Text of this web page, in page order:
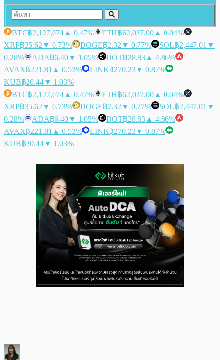
BTC฿2,127,074 ▲ 0.47% ETH฿62,037.00 ▲ 0.04%
XRP฿35.62 ▼ 0.73% DOGE฿2.32 ▼ 0.77% SOL฿2,447.01 ▼
0.28%
ADA฿6.40▼ 1.05% DOT฿28.83 ▲ 4.86%
AVAX฿221.81 ▲ 0.53% LINK฿270.23▼ 0.87%
KUB฿20.44▼ 1.03%
BTC฿2,127,074 ▲ 0.47% ETH฿62,037.00 ▲ 0.04%
XRP฿35.62 ▼ 0.73% DOGE฿2.32 ▼ 0.77% SOL฿2,447.01 ▼
0.28%
ADA฿6.40▼ 1.05% DOT฿28.83 ▲ 4.86%
AVAX฿221.81 ▲ 0.53% LINK฿270.23▼ 0.87%
KUB฿20.44▼ 1.03%